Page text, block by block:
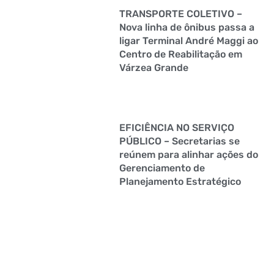
TRANSPORTE COLETIVO –
Nova linha de ônibus passa a
ligar Terminal André Maggi ao
Centro de Reabilitação em
Várzea Grande
EFICIÊNCIA NO SERVIÇO
PÚBLICO – Secretarias se
reúnem para alinhar ações do
Gerenciamento de
Planejamento Estratégico